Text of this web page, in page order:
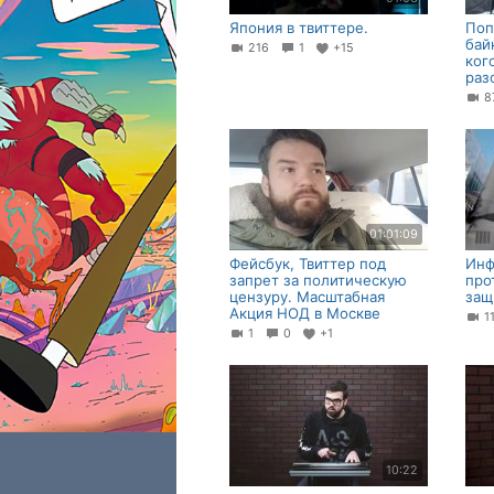
Япония в твиттере.
216 1 +15
01:01:09
Фейсбук, Твиттер под
запрет за политическую
цензуру. Масштабная
Акция НОД в Москве
1 0 +1
10:22